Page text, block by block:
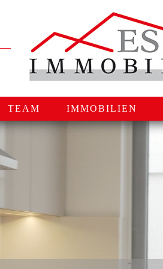
TEAM IMMOBILIEN